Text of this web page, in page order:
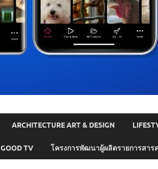
ARCHITECTURE ART & DESIGN
GOOD TV โครงการพัฒนาผู้ผลิตรายการสาร